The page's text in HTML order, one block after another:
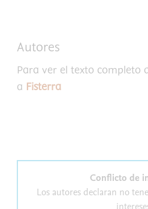
Autores
Para ver el texto completo
a Fisterra
Conflicto de
Los autores declaran no